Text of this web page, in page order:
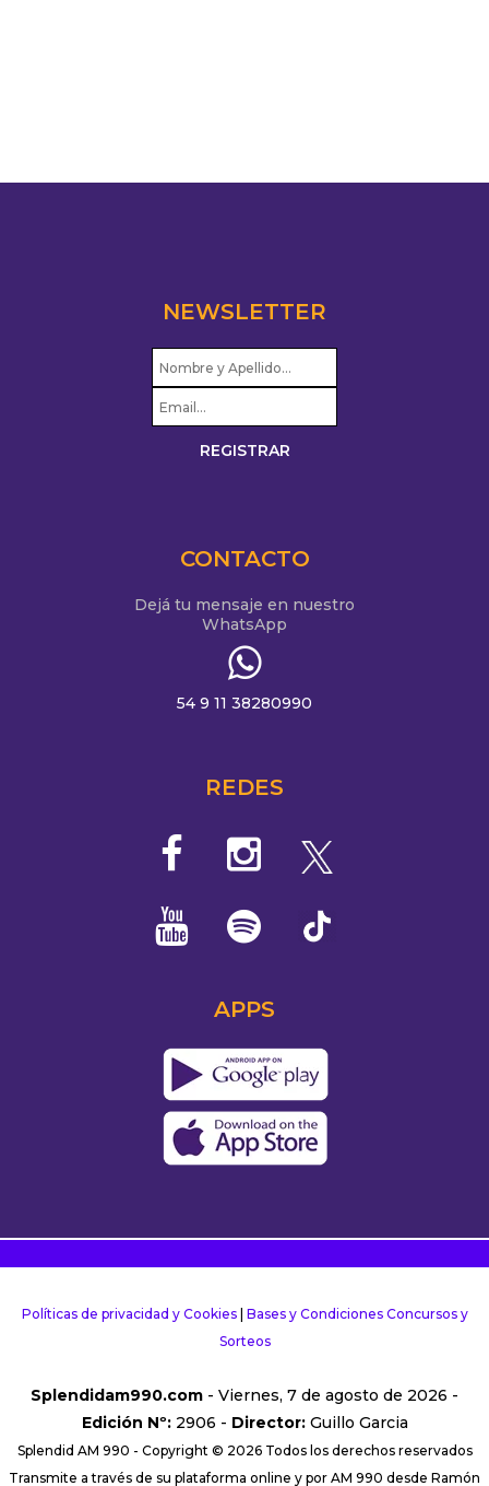
NEWSLETTER
CONTACTO
Dejá tu mensaje en nuestro
WhatsApp
54 9 11 38280990
REDES
APPS
Políticas de privacidad y Cookies| Bases y Condiciones Concursos y
Sorteos
Splendidam990.com - Viernes, 7 de agosto de 2026 -
Edición Nº:2906 - Director:Guillo Garcia
Splendid AM 990 - Copyright © 2026 Todos los derechos reservados
Transmite a través de su plataforma online y por AM 990 desde Ramón